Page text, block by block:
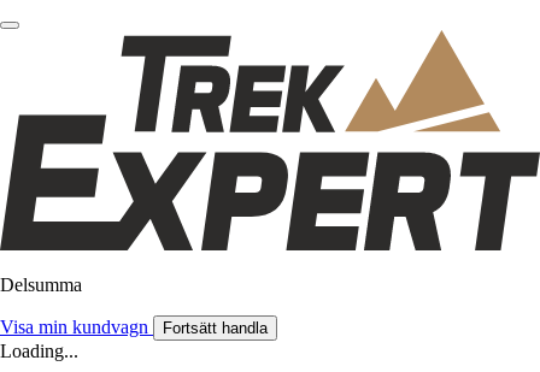
Delsumma
Visa min kundvagn Fortsätt handla
Loading...